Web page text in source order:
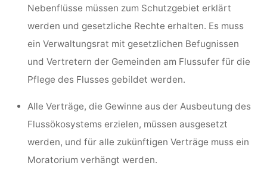
Nebenflüsse müssen zum Schutzgebiet erklärt
werden und gesetzliche Rechte erhalten. Es muss
ein Verwaltungsrat mit gesetzlichen Befugnissen
und Vertretern der Gemeinden am Flussufer für die
Pflege des Flusses gebildet werden.
Alle Verträge, die Gewinne aus der Ausbeutung des
Flussökosystems erzielen, müssen ausgesetzt
werden, und für alle zukünftigen Verträge muss ein
Moratorium verhängt werden.